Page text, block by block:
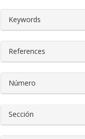
Keywords
References
Número
Sección